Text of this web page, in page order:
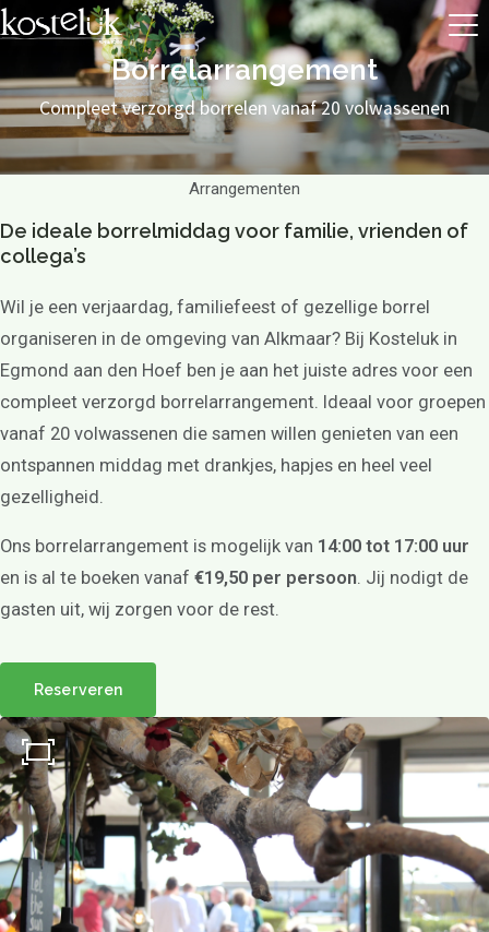
Borrelarrangement
Compleet verzorgd borrelen vanaf 20 volwassenen
Arrangementen
De ideale borrelmiddag voor familie, vrienden of
collega’s
Wil je een verjaardag, familiefeest of gezellige borrel
organiseren in de omgeving van Alkmaar? Bij Kosteluk in
Egmond aan den Hoef ben je aan het juiste adres voor een
compleet verzorgd borrelarrangement. Ideaal voor groepen
vanaf 20 volwassenen die samen willen genieten van een
ontspannen middag met drankjes, hapjes en heel veel
gezelligheid.
Ons borrelarrangement is mogelijk van 14:00 tot 17:00 uur
en is al te boeken vanaf €19,50 per persoon. Jij nodigt de
gasten uit, wij zorgen voor de rest.
Reserveren